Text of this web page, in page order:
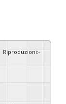
Riproduzioni:-